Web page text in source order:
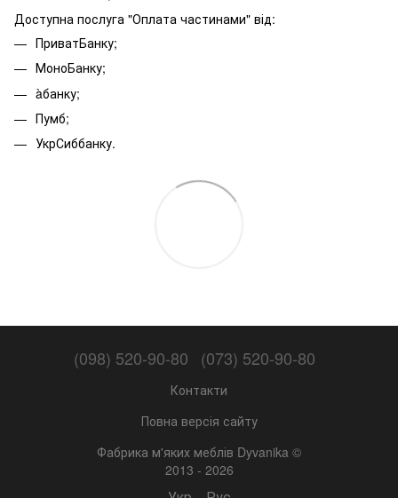
Доступна послуга "Оплата частинами" від:
ПриватБанку;
МоноБанку;
àбанку;
Пумб;
УкрСиббанку.
(098) 520-90-80 (073) 520-90-80
Контакти
Повна версія сайту
Фабрика м'яких меблів Dyvanika ©
2013 - 2026